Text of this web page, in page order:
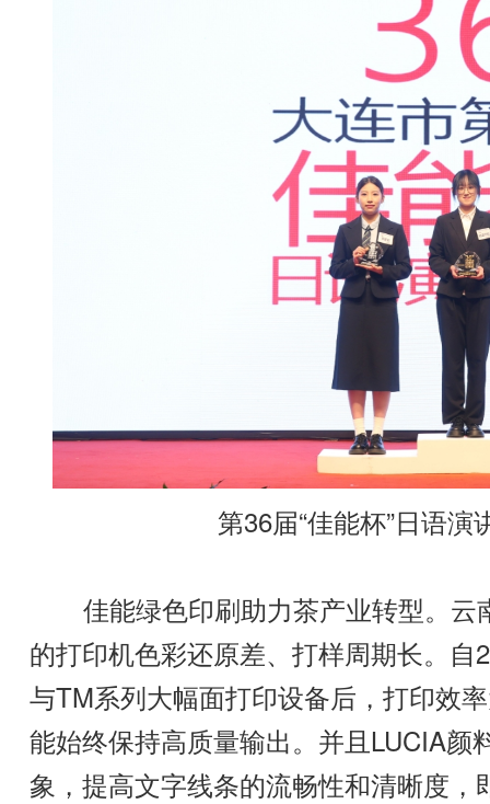
第36届“佳能杯”日语
佳能绿色印刷助力茶产业转型。云
的打印机色彩还原差、打样周期长。
与TM系列大幅面打印设备后，打印效
能始终保持高质量输出。并且LUCIA
象，提高文字线条的流畅性和清晰度